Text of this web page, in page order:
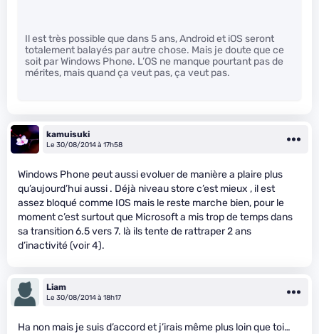
Il est très possible que dans 5 ans, Android et iOS seront
totalement balayés par autre chose. Mais je doute que ce
soit par Windows Phone. L’OS ne manque pourtant pas de
mérites, mais quand ça veut pas, ça veut pas.
kamuisuki
Le 30/08/2014 à 17h58
Windows Phone peut aussi evoluer de manière a plaire plus
qu’aujourd’hui aussi . Déjà niveau store c’est mieux , il est
assez bloqué comme IOS mais le reste marche bien, pour le
moment c’est surtout que Microsoft a mis trop de temps dans
sa transition 6.5 vers 7. là ils tente de rattraper 2 ans
d’inactivité (voir 4).
Liam
Le 30/08/2014 à 18h17
Ha non mais je suis d’accord et j’irais même plus loin que toi…